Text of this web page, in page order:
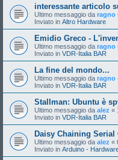
interessante articolo
Ultimo messaggio da ragno
Inviato in Altro Hardware
Emidio Greco -
Ultimo messaggio da ragno
Inviato in VDR-Italia BAR
La fine del mondo...
Ultimo messaggio da ragno
Inviato in VDR-Italia BAR
Stallman: Ubuntu è
Ultimo messaggio da alez «
Inviato in VDR-Italia BAR
Daisy Chaining Serial
Ultimo messaggio da alez «
Inviato in Arduino -